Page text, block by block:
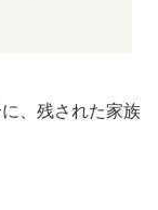
、残された家族